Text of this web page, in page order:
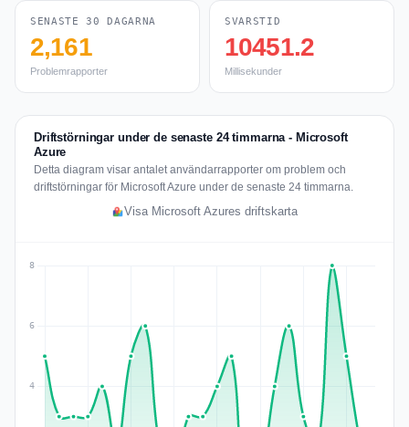
SENASTE 30 DAGARNA
2,161
Problemrapporter
SVARSTID
10451.2
Millisekunder
Driftstörningar under de senaste 24 timmarna - Microsoft
Azure
Detta diagram visar antalet användarrapporter om problem och
driftstörningar för Microsoft Azure under de senaste 24 timmarna.
Visa Microsoft Azures driftskarta